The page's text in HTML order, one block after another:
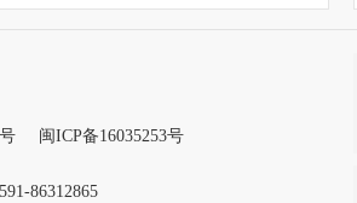
闽ICP备16035253号
86312865